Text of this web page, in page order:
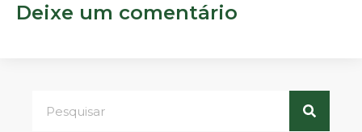
Deixe um comentário